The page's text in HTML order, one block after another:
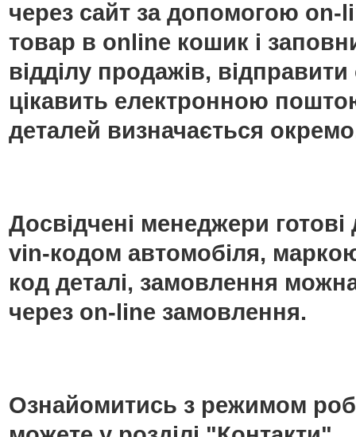
через сайт за допомогою
товар в online кошик і
відділу продажів,
цікавить електронною
деталей визначається
Досвідчені менеджери
vin-кодом автомобіля,
код деталі, замовлення
через on-line замовлення.
Ознайомитись з режимом